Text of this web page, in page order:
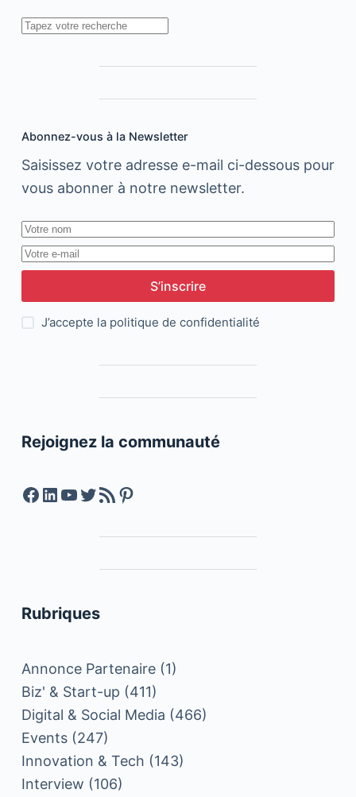
Rechercher
Abonnez-vous à la Newsletter
Saisissez votre adresse e-mail ci-dessous pour
vous abonner à notre newsletter.
S’inscrire
J’accepte la politique de confidentialité
Rejoignez la communauté
Facebook
LinkedIn
YouTube
Twitter
Feed RSSPinterest
Rubriques
Annonce Partenaire(1)
Biz' & Start-up (411)
Digital & Social Media (466)
Events(247)
Innovation & Tech (143)
Interview (106)